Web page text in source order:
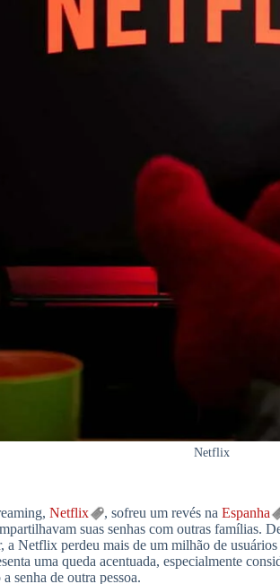
Netflix
Netflix , sofreu um revés na Espanha
suas senhas com outras famílias.
a Netflix perdeu mais de um milhão de
uma queda acentuada, especialmente
senha de outra pessoa.